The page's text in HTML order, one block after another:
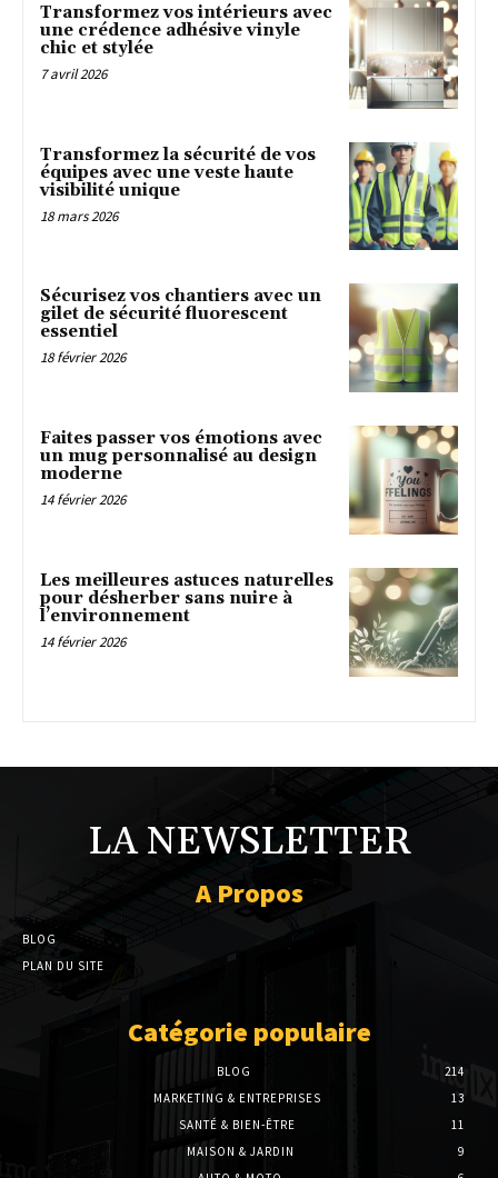
Transformez vos intérieurs avec
une crédence adhésive vinyle
chic et stylée
7 avril 2026
Transformez la sécurité de vos
équipes avec une veste haute
visibilité unique
18 mars 2026
Sécurisez vos chantiers avec un
gilet de sécurité fluorescent
essentiel
18 février 2026
Faites passer vos émotions avec
un mug personnalisé au design
moderne
14 février 2026
Les meilleures astuces naturelles
pour désherber sans nuire à
l’environnement
14 février 2026
LA NEWSLETTER
A Propos
BLOG
PLAN DU SITE
Catégorie populaire
BLOG
214
MARKETING & ENTREPRISES
13
SANTÉ & BIEN-ÊTRE
11
MAISON & JARDIN
9